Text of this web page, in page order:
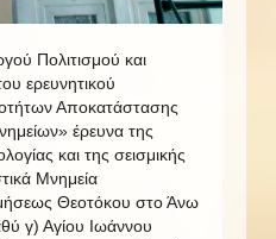
Πολιτισμού και
ερευνητικού
Αποκατάστασης
έρευνα της
και της σεισμικής
Μνημεία
Θεοτόκου στο Άνω
γ) Αγίου Ιωάννου